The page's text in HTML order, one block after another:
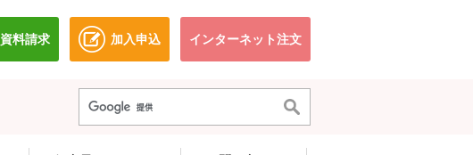
資料請求
別のウィンドウで開きます。
加入申込
別のウィンドウで開きます。
インターネット注文別のウィンドウで開きます。